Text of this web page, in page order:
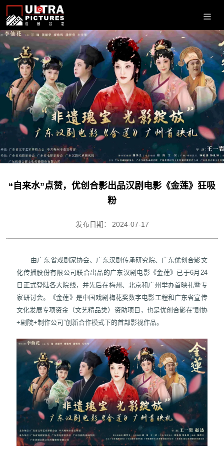
“自来水”点赞，优创合影出品汉剧电影《金莲》狂吸
粉
发布日期： 2024-07-17
由广东省戏剧家协会、广东汉剧传承研究院、广东优创合影文
化传播股份有限公司联合出品的广东汉剧电影《金莲》已于6月24
日正式登陆各大院线，并先后在梅州、北京和广州举办首映礼暨专
家研讨会。《金莲》是中国戏剧梅花奖数字电影工程和广东省宣传
文化发展专项资金（文艺精品类）资助项目，也是优创合影在“剧协
+剧院+制作公司”创新合作模式下的首部影视作品。